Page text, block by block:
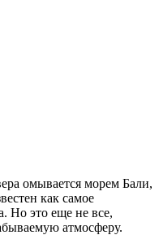
омывается морем Бали,
как самое
Но это еще не все,
атмосферу.